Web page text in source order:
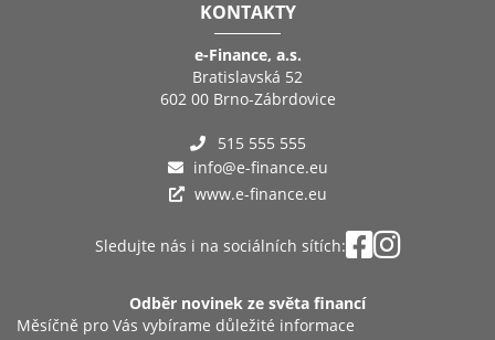
KONTAKTY
e-Finance, a.s.
Bratislavská 52
602 00 Brno-Zábrdovice
515 555 555
info@e-finance.eu
www.e-finance.eu
Sledujte nás i na sociálních sítích:
Odběr novinek ze světa financí
Měsíčně pro Vás vybírame důležité informace